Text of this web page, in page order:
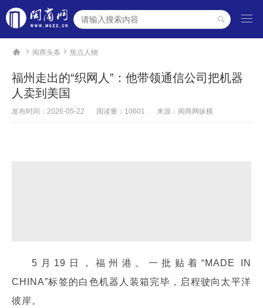

  闽商头条  焦点人物
福州走出的“织网人”：他带领通信公司把机器
人卖到美国
发布时间： 2026-05-22 阅读量：10601 来源：闽商网纵横
5月19日，福州港。一批贴着“MADE IN
CHINA”标签的白色机器人装箱完毕，启程驶向太平洋
彼岸。